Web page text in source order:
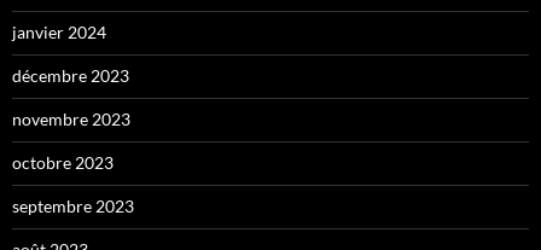
janvier 2024
décembre 2023
novembre 2023
octobre 2023
septembre 2023